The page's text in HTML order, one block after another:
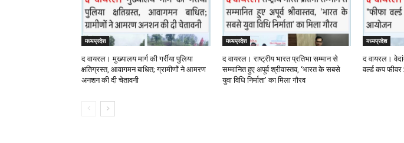
मध्यप्रदेश
द वायरल। मुख्यालय मार्ग की गर्रीया पुलिया
क्षतिग्रस्त, आवागमन बाधित; ग्रामीणों ने आमरण
अनशन की दी चेतावनी
मध्यप्रदेश
द वायरल। राष्ट्रीय भारत प्रतिभा सम्मान से
सम्मानित हुए अपूर्व श्रीवास्तव, ‘भारत के सबसे
युवा विधि निर्माता’ का मिला गौरव
मध्यप्रदेश
द वायरल।
वर्ल्ड कप